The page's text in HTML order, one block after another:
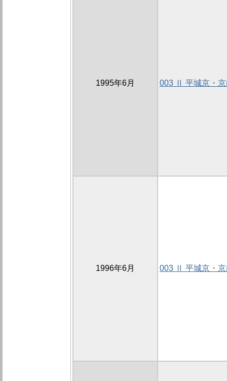
1995年6月 003 Ⅱ 平城京・
1996年6月 003 Ⅱ 平城京・